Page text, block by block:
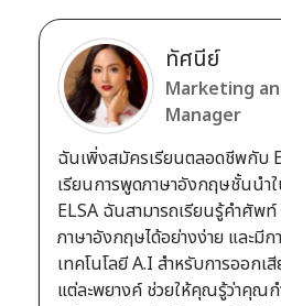
ทัศนีย์
Marketing
Manager
ฉันเพิ่งสมัครเรียนตลอดชีพกับ
เรียนการพูดภาษาอังกฤษชั้นนำ
ELSA ฉันสามารถเรียนรู้คำศัพ
ภาษาอังกฤษได้อย่างง่าย และมีก
เทคโนโลยี A.I สำหรับการออก
แต่ละพยางค์ ช่วยให้คุณรู้ว่าคุณ